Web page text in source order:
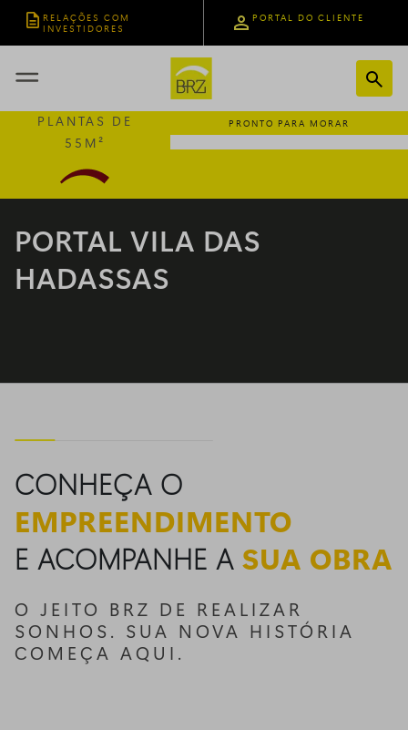
RELAÇÕES COM
INVESTIDORES
PORTAL DO CLIENTE
MOGI GUAÇU - SP
PRONTO PARA MORAR
PLANTAS DE
55M²
PORTAL VILA DAS
HADASSAS
CONHEÇA O
EMPREENDIMENTO
E ACOMPANHE A SUA OBRA
O JEITO BRZ DE REALIZAR
SONHOS. SUA NOVA HISTÓRIA
COMEÇA AQUI.